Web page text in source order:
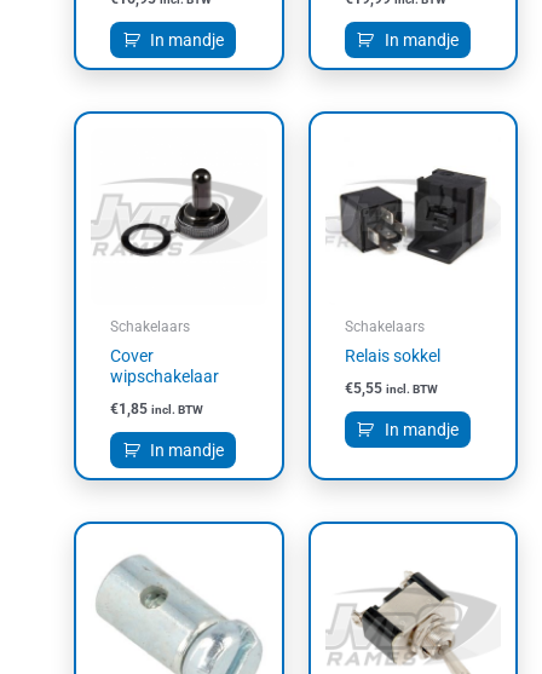
In mandje In mandje
Schakelaars
Cover
wipschakelaar
€1,85 incl. BTW
In mandje
Schakelaars
Relais sokkel
€5,55 incl. BTW
In mandje